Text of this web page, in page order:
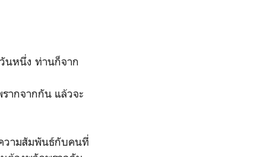
วันหนึ่ง ท่านก็จาก
ากจากกัน แล้วจะ
วามสัมพันธ์กับคนที่